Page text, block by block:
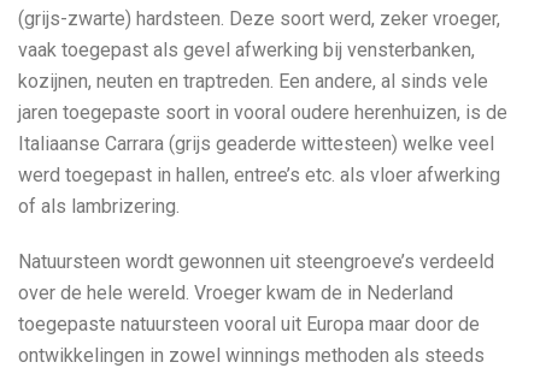
(grijs-zwarte) hardsteen. Deze soort werd, zeker vroeger,
vaak toegepast als gevel afwerking bij vensterbanken,
kozijnen, neuten en traptreden. Een andere, al sinds vele
jaren toegepaste soort in vooral oudere herenhuizen, is de
Italiaanse Carrara (grijs geaderde wittesteen) welke veel
werd toegepast in hallen, entree’s etc. als vloer afwerking
of als lambrizering.
Natuursteen wordt gewonnen uit steengroeve’s verdeeld
over de hele wereld. Vroeger kwam de in Nederland
toegepaste natuursteen vooral uit Europa maar door de
ontwikkelingen in zowel winnings methoden als steeds